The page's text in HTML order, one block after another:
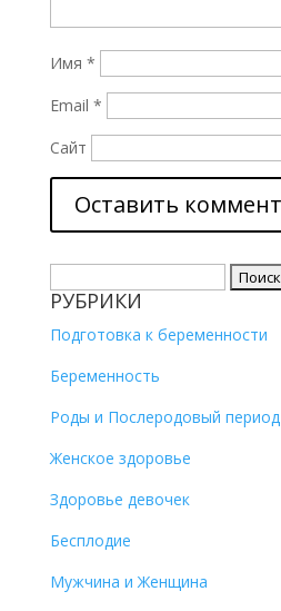
Имя *
Email *
Сайт
РУБРИКИ
Подготовка к беременности
Беременность
Роды и Послеродовый период
Женское здоровье
Здоровье девочек
Бесплодие
Мужчина и Женщина